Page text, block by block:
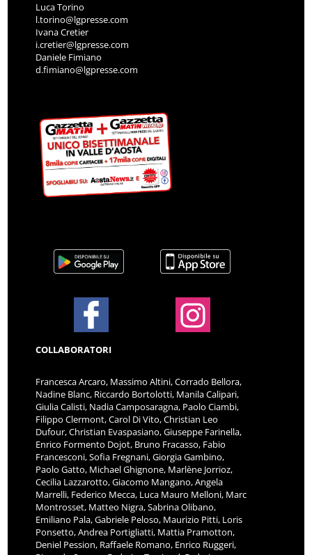
Luca Torino
l.torino@lgpresse.com
Ivana Cretier
i.cretier@lgpresse.com
Daniele Fimiano
d.fimiano@lgpresse.com
COLLABORATORI
Francesca Arcaro, Massimo Altini, Corrado Bellora,
Nadine Blanc, Riccardo Bortolotti, Manila Calipari,
Giulia Calisti, Nadia Camposaragna, Paolo Ciambi,
Filippo Clermont, Carol Di Vito, Christian Leo
Dufour, Christian Evaspasiano, Giuseppe Farinella,
Enrico Formento Dojot, Bruno Fracasso, Fabio
Francesconi, Sofia Fregnani, Giorgia Gambino,
Paolo Gatto, Michael Ghignone, Marlène Jorrioz,
Cecilia Lazzarotto, Giacomo Mangano, Angela
Marrelli, Federico Mecca, Luca Mauro Melloni, Marc
Montrosset, Matteo Nigra, Sabrina Olibano,
Emiliano Pala, Gabriele Peloso, Maurizio Pitti, Loris
Ponsetto, Andrea Portigliatti, Mattia Pramotton,
Deniel Pession, Raffaele Romano, Enrico Ruggeri,